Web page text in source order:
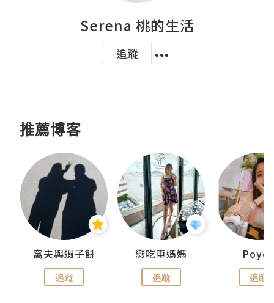
Serena 桃的生活
追蹤
推薦博客
窩夫與蝦子餅
追蹤
戀吃車媽媽
追蹤 追蹤